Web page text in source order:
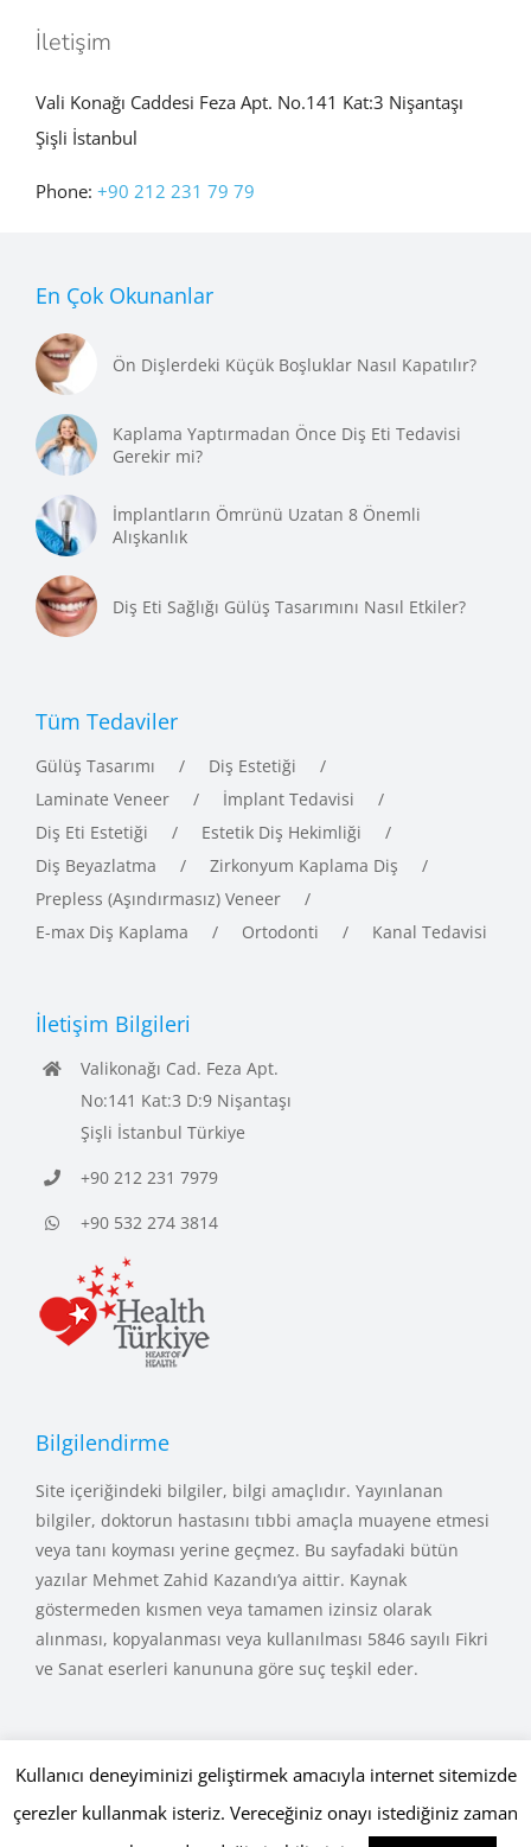
İletişim
Vali Konağı Caddesi Feza Apt. No.141 Kat:3 Nişantaşı
Şişli İstanbul
Phone: +90 212 231 79 79
En Çok Okunanlar
Ön Dişlerdeki Küçük Boşluklar Nasıl Kapatılır?
Kaplama Yaptırmadan Önce Diş Eti Tedavisi
Gerekir mi?
İmplantların Ömrünü Uzatan 8 Önemli
Alışkanlık
Diş Eti Sağlığı Gülüş Tasarımını Nasıl Etkiler?
Tüm Tedaviler
Gülüş Tasarımı
Diş Estetiği
Laminate Veneer
İmplant Tedavisi
Diş Eti Estetiği
Estetik Diş Hekimliği
Diş Beyazlatma
Zirkonyum Kaplama Diş
Prepless (Aşındırmasız) Veneer
E-max Diş Kaplama
Ortodonti Kanal Tedavisi
İletişim Bilgileri
Valikonağı Cad. Feza Apt.
No:141 Kat:3 D:9 Nişantaşı
Şişli İstanbul Türkiye
+90 212 231 7979
+90 532 274 3814
Bilgilendirme
Site içeriğindeki bilgiler, bilgi amaçlıdır. Yayınlanan
bilgiler, doktorun hastasını tıbbi amaçla muayene etmesi
veya tanı koyması yerine geçmez. Bu sayfadaki bütün
yazılar Mehmet Zahid Kazandı’ya aittir. Kaynak
göstermeden kısmen veya tamamen izinsiz olarak
alınması, kopyalanması veya kullanılması 5846 sayılı Fikri
ve Sanat eserleri kanununa göre suç teşkil eder.
Copyright © 2015 - 2026 mehmetkazandi.com • Tüm Hakları Saklıdır.
Kullanıcı deneyiminizi geliştirmek amacıyla internet sitemizde
çerezler kullanmak isteriz. Vereceğiniz onayı istediğiniz zaman